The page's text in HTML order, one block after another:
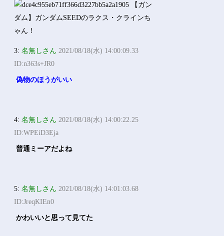
3:名無しさん 2021/08/18(水) 14:00:09.33
ID:n363s+JR0
偽物のほうがいい
4:名無しさん 2021/08/18(水) 14:00:22.25
ID:WPEiD3Eja
普通ミーアだよね
5:名無しさん 2021/08/18(水) 14:01:03.68
ID:JreqKIEn0
かわいいと思って見てた